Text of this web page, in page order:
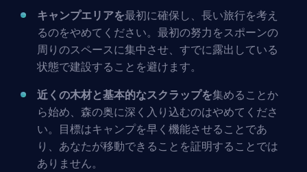
キャンプエリアを最初に確保し、長い旅行を考え
るのをやめてください。最初の努力をスポーンの
周りのスペースに集中させ、すでに露出している
状態で建設することを避けます。
近くの木材と基本的なスクラップを集めることか
ら始め、森の奥に深く入り込むのはやめてくださ
い。目標はキャンプを早く機能させることであ
り、あなたが移動できることを証明することでは
ありません。